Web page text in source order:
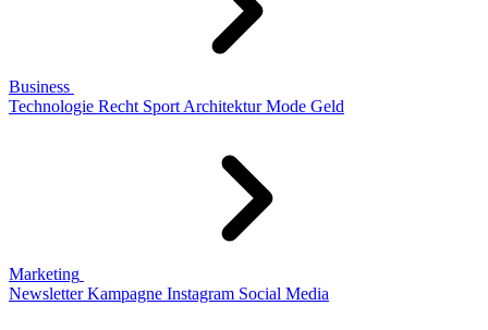
Business
Technologie Recht Sport Architektur Mode Geld
Marketing
Newsletter Kampagne Instagram Social Media